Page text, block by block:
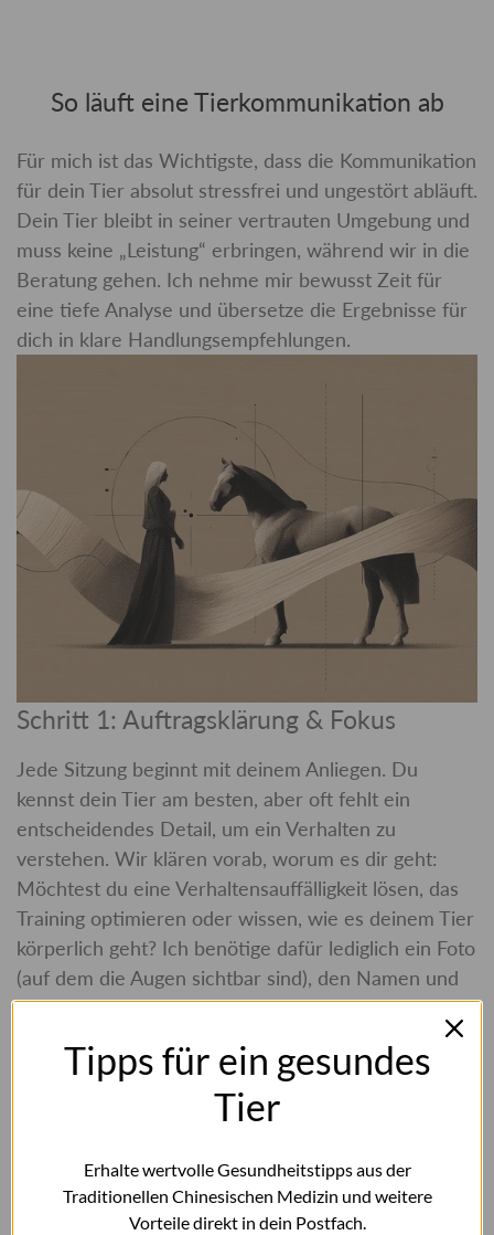
So läuft eine Tierkommunikation ab
Für mich ist das Wichtigste, dass die Kommunikation
für dein Tier absolut stressfrei und ungestört abläuft.
Dein Tier bleibt in seiner vertrauten Umgebung und
muss keine „Leistung“ erbringen, während wir in die
Beratung gehen. Ich nehme mir bewusst Zeit für
eine tiefe Analyse und übersetze die Ergebnisse für
dich in klare Handlungsempfehlungen.
Schritt 1: Auftragsklärung & Fokus
Jede Sitzung beginnt mit deinem Anliegen. Du
kennst dein Tier am besten, aber oft fehlt ein
entscheidendes Detail, um ein Verhalten zu
verstehen. Wir klären vorab, worum es dir geht:
Möchtest du eine Verhaltensauffälligkeit lösen, das
Training optimieren oder wissen, wie es deinem Tier
körperlich geht? Ich benötige dafür lediglich ein Foto
(auf dem die Augen sichtbar sind), den Namen und
das Alter.
Tipps für ein gesundes
Tier
Erhalte wertvolle Gesundheitstipps aus der
Traditionellen Chinesischen Medizin und weitere
Vorteile direkt in dein Postfach.